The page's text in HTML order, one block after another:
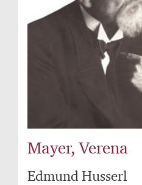
Mayer, Verena
Edmund Husserl